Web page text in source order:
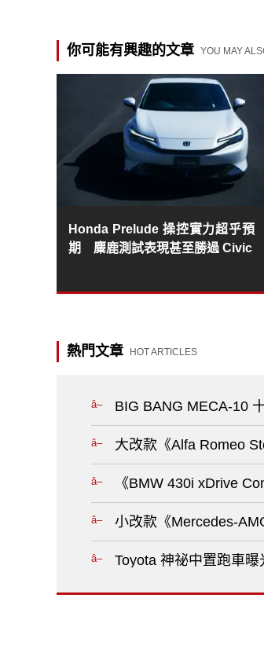
你可能有興趣的文章 YOU MAY
Honda Prelude 操控實力超乎預
期 麋鹿測試表現甚至勝過 Civic
熱門文章 HOT ARTICLES
BIG BANG MECA-10
大改款《Alfa Romeo
《BMW 430i xDrive
小改款《Mercedes-
Toyota 神祕中置跑車